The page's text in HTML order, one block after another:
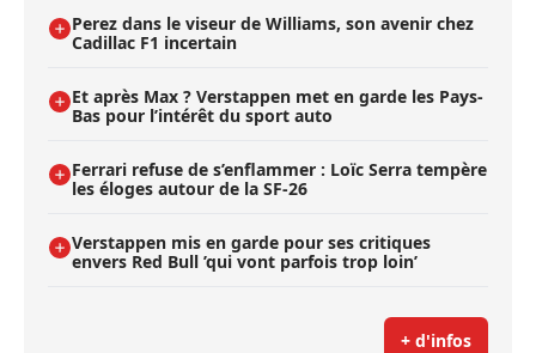
Perez dans le viseur de Williams, son avenir chez
Cadillac F1 incertain
Et après Max ? Verstappen met en garde les Pays-
Bas pour l’intérêt du sport auto
Ferrari refuse de s’enflammer : Loïc Serra tempère
les éloges autour de la SF-26
Verstappen mis en garde pour ses critiques
envers Red Bull ’qui vont parfois trop loin’
+ d'infos